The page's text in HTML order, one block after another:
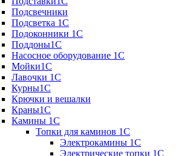
Подсвечники
Подсветка 1С
Подоконники 1С
Поддоны1С
Насосное оборудование 1С
Мойки1С
Лавочки 1С
Курны1С
Крючки и вешалки
Краны1С
Камины 1C
Топки для каминов 1C
Электрокамины 1С
Электрические топки 1C